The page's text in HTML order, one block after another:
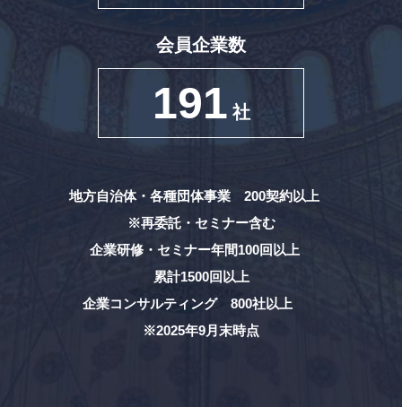
会員企業数
191 社
地方自治体・各種団体事業 200契約以上
※再委託・セミナー含む
企業研修・セミナー年間100回以上
累計1500回以上
企業コンサルティング 800社以上
※2025年9月末時点